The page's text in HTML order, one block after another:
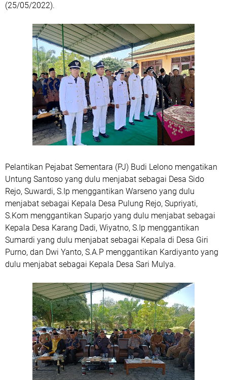
(25/05/2022).
Pelantikan Pejabat Sementara (PJ) Budi Lelono mengatikan
Untung Santoso yang dulu menjabat sebagai Desa Sido
Rejo, Suwardi, S.Ip menggantikan Warseno yang dulu
menjabat sebagai Kepala Desa Pulung Rejo, Supriyati,
S.Kom menggantikan Suparjo yang dulu menjabat sebagai
Kepala Desa Karang Dadi, Wiyatno, S.Ip menggantikan
Sumardi yang dulu menjabat sebagai Kepala di Desa Giri
Purno, dan Dwi Yanto, S.A.P menggantikan Kardiyanto yang
dulu menjabat sebagai Kepala Desa Sari Mulya.